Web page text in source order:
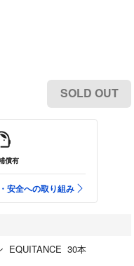
SOLD OUT
償有
安全への取り組み
EQUITANCE 30本